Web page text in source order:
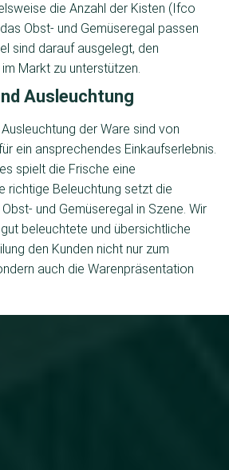
die Anzahl der Kisten (Ifco
Obst- und Gemüseregal passen
sind darauf ausgelegt, den
Markt zu unterstützen.
Ausleuchtung
der Ware sind von
ein ansprechendes Einkaufserlebnis.
spielt die Frische eine
richtige Beleuchtung setzt die
und Gemüseregal in Szene. Wir
beleuchtete und übersichtliche
den Kunden nicht nur zum
auch die Warenpräsentation